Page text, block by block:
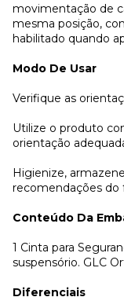
movimentação de
mesma posição,
habilitado quando
Modo De Usar
Verifique as
Utilize o produto
orientação
Higienize,
recomendações do
Conteúdo Da
1 Cinta para
suspensório. GLC
Diferenciais